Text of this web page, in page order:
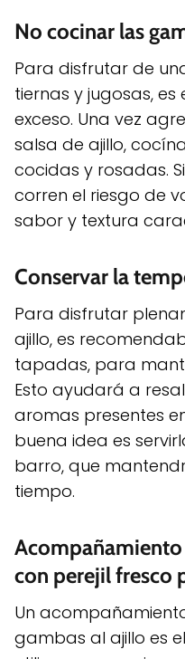
No cocinar las
Para disfrutar de
tiernas y jugosas,
exceso. Una vez
salsa de ajillo,
cocidas y rosadas.
corren el riesgo de
sabor y textura
Conservar la
Para disfrutar
ajillo, es
tapadas, para
Esto ayudará a
aromas presentes
buena idea es
barro, que
tiempo.
con perejil fresco
Un
gambas al ajillo es